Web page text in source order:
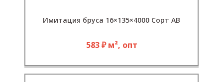
Имитация бруса 16×135×4000 Сорт АВ
583 ₽ м², опт